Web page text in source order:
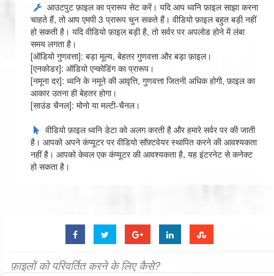
आउटपुट फ़ाइल का प्रारूप सेट करें। यदि आप ध्वनि फ़ाइल साझा करना
चाहते हैं, तो आप एमपी 3 प्रारूप चुन सकते हैं। वीडियो फ़ाइल बहुत बड़ी नहीं
हो सकती है। यदि वीडियो फ़ाइल बड़ी है, तो सर्वर पर अपलोड होने में लंबा
समय लगता है।
[ऑडियो गुणवत्ता]: बड़ा मूल्य, बेहतर गुणवत्ता और बड़ा फ़ाइल।
[एनकोडर]: ऑडियो एन्कोडिंग का प्रारूप।
[नमूना दर]: ध्वनि के नमूने की आवृत्ति, गुणवत्ता जितनी अधिक होगी, फ़ाइल का
आकार उतना ही बेहतर होगा।
[साउंड चैनल]: मोनो या मल्टी-चैनल।
वीडियो फ़ाइल ध्वनि डेटा को अलग करती है और हमारे सर्वर पर की जाती
है। आपको अपने कंप्यूटर पर वीडियो सॉफ़्टवेयर स्थापित करने की आवश्यकता
नहीं है। आपको केवल एक कंप्यूटर की आवश्यकता है, यह इंटरनेट से कनेक्ट
हो सकता है।
फ़ाइलों को परिवर्तित करने के लिए कैसे?